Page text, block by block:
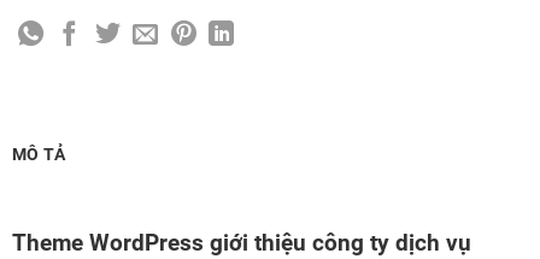
Thiết kế logo đơn giản để đăng web
MUA THÊM TÊN MIỀN + HOSTING
Tên miền Việt Nam .vn (1 năm)
(+550,000 ₫)
MÔ TẢ
Theme WordPress giới thiệu công ty dịch vụ